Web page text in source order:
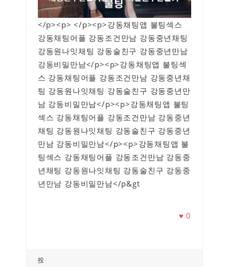
</p><p> </p><p>강동채팅앱 불팅섹스
강동채팅어플 강동조건만남 강동중년채팅
강동원나잇채팅 강동술친구 강동중년만남
강동비밀만남</p><p>강동채팅앱 불팅섹
스 강동채팅어플 강동조건만남 강동중년채
팅 강동원나잇채팅 강동술친구 강동중년만
남 강동비밀만남</p><p>강동채팅앱 불팅
섹스 강동채팅어플 강동조건만남 강동중년
채팅 강동원나잇채팅 강동술친구 강동중년
만남 강동비밀만남</p><p>강동채팅앱 불
팅섹스 강동채팅어플 강동조건만남 강동중
년채팅 강동원나잇채팅 강동술친구 강동중
년만남 강동비밀만남</p&gt
♥0
投